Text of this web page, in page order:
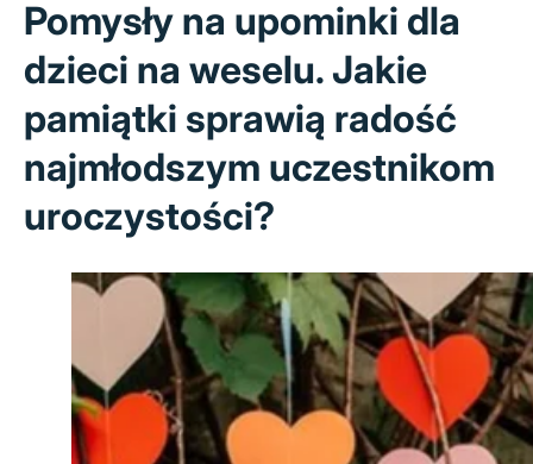
Pomysły na upominki dla
dzieci na weselu. Jakie
pamiątki sprawią radość
najmłodszym uczestnikom
uroczystości?